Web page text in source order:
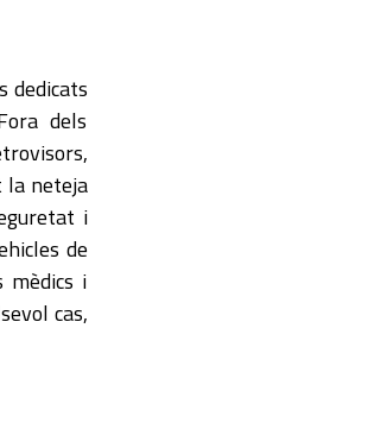
dedicats
dels
la neteja
i
de
mèdics i
cas,